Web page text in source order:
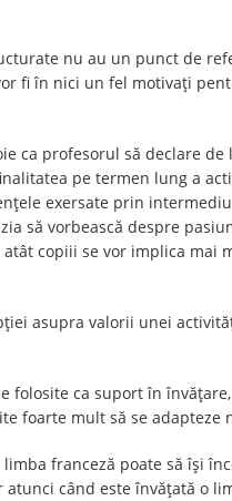
nu au un punct de
fi în nici un fel motivaţi
ca profesorul să declare
pe termen lung a
exersate prin
să vorbească despre
copiii se vor implica mai
asupra valorii unei
folosite ca suport în
foarte mult să se adapteze
franceză poate să își
când este învățată o